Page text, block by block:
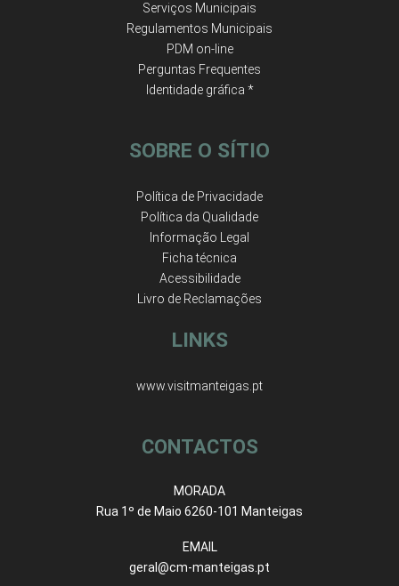
Serviços Municipais
Regulamentos Municipais
PDM on-line
Perguntas Frequentes
Identidade gráfica *
SOBRE O SÍTIO
Política de Privacidade
Política da Qualidade
Informação Legal
Ficha técnica
Acessibilidade
Livro de Reclamações
LINKS
www.visitmanteigas.pt
CONTACTOS
MORADA
Rua 1º de Maio 6260-101 Manteigas
EMAIL
geral@cm-manteigas.pt